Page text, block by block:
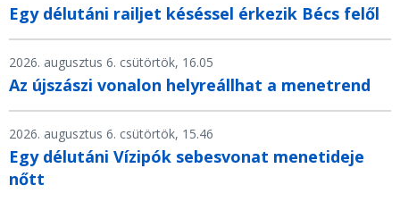
Egy délutáni railjet késéssel érkezik Bécs felől
2026. augusztus 6. csütörtök, 16.05
Az újszászi vonalon helyreállhat a menetrend
2026. augusztus 6. csütörtök, 15.46
Egy délutáni Vízipók sebesvonat menetideje
nőtt